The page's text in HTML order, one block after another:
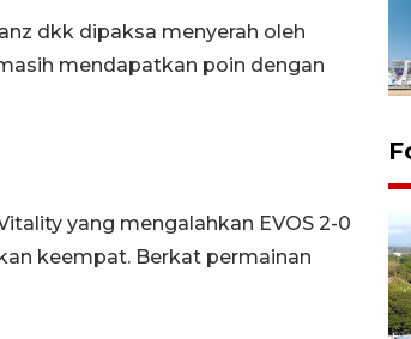
dkk dipaksa menyerah oleh
mendapatkan poin dengan
yang mengalahkan EVOS 2-0
keempat. Berkat permainan